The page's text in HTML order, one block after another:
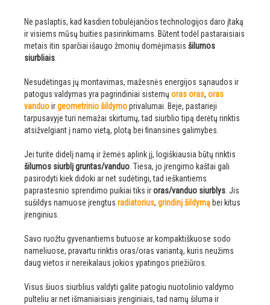
Ne paslaptis, kad kasdien tobulėjančios technologijos daro įtaką
ir visiems mūsų buities pasirinkimams. Būtent todėl pastaraisiais
metais itin sparčiai išaugo žmonių domėjimasis šilumos
siurbliais.
Nesudėtingas jų montavimas, mažesnės energijos sąnaudos ir
patogus valdymas yra pagrindiniai sistemų oras oras, oras
vanduoirgeometrinio šildymoprivalumai. Beje, pastarieji
tarpusavyje turi nemažai skirtumų, tad siurblio tipą derėtų rinktis
atsižvelgiant į namo vietą, plotą bei finansines galimybes.
Jei turite didelį namą ir žemės aplink jį, logiškiausia būtų rinktis
šilumos siurblį gruntas/vanduo. Tiesa, jo įrengimo kaštai gali
pasirodyti kiek didoki ar net sudėtingi, tad ieškantiems
paprastesnio sprendimo puikiai tiks iroras/vanduo siurblys. Jis
sušildys namuose įrengtus radiatorius, grindinį šildymą bei kitus
įrenginius.
Savo ruožtu gyvenantiems butuose ar kompaktiškuose sodo
nameliuose, pravartu rinktis oras/oras variantą, kuris neužims
daug vietos ir nereikalaus jokios ypatingos priežiūros.
Visus šiuos siurblius valdyti galite patogiu nuotolinio valdymo
pulteliu ar net išmaniaisiais įrenginiais, tad namų šiluma ir